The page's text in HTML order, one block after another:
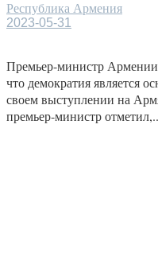
Республика Армения
2023-05-31
Премьер-министр
что демократия является
своем выступлении на
премьер-министр